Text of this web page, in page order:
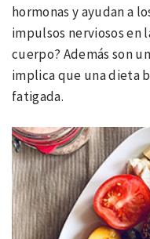
hormonas y ayudan a
impulsos nerviosos en
cuerpo? Además son
implica que una dieta
fatigada.